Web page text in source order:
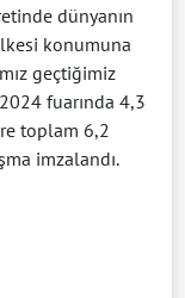
dünyanın
konumuna
geçtiğimiz
fuarında 4,3
toplam 6,2
imzalandı.